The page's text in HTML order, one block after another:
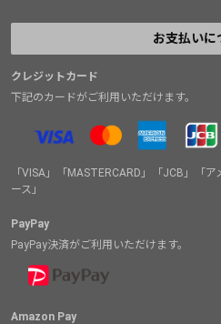
お支払いに
クレジットカード
下記のカードがご利用いただけます。
「VISA」「MASTERCARD」「JCB」「
ース」
PayPay
PayPay決済がご利用いただけます。
Amazon Pay